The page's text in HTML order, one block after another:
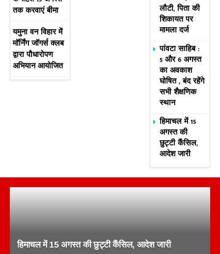
तक करवाएं बीमा
यमुना वन विहार में
मॉर्निंग जॉगर्स क्लब
द्वारा पौधारोपण
अभियान आयोजित
लौटी, पिता की
शिकायत पर
मामला दर्ज
पांवटा साहिब :
5 और 6 अगस्त
का अवकाश
घोषित , बंद रहेंगे
सभी शैक्षणिक
स्थान
हिमाचल में 15
अगस्त की
छुट्टी कैंसिल,
आदेश जारी
हिमाचल में 15 अगस्त की छुट्टी कैंसिल, आदेश जारी